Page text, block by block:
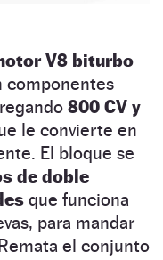
V8 biturbo
componentes
800 CV y
le convierte en
El bloque se
de doble
que funciona
para mandar
el conjunto